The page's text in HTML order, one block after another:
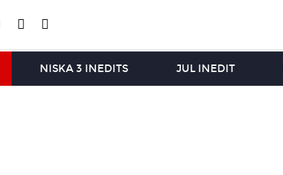
NISKA 3 INEDITS JUL INEDIT